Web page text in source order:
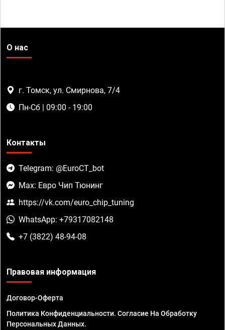
О нас
г. Томск, ул. Смирнова, 7/4
Пн-Сб | 09:00 - 19:00
Контакты
Telegram: @EuroCT_bot
Max: Евро Чип Тюнинг
https://vk.com/euro_chip_tuning
WhatsApp: +79317082148
+7 (3822) 48-94-08
Правовая информация
Договор-Оферта
Политика Конфиденциальности. Согласие На Обработку
Персональных Данных.